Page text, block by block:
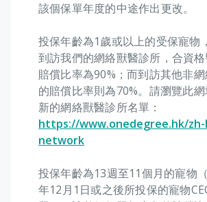
該個保單年度的中途作出更改。
投保年齡為1歲或以上的受保寵物
到訪我們的網絡獸醫診所，合資
賠償比率為90%；而到訪其他非
的賠償比率則為70%。請瀏覽此
新的網絡獸醫診所名單：
https://www.onedegree.hk/
network
投保年齡為13週至11個月的寵物
年12月1日或之後所投保的寵物